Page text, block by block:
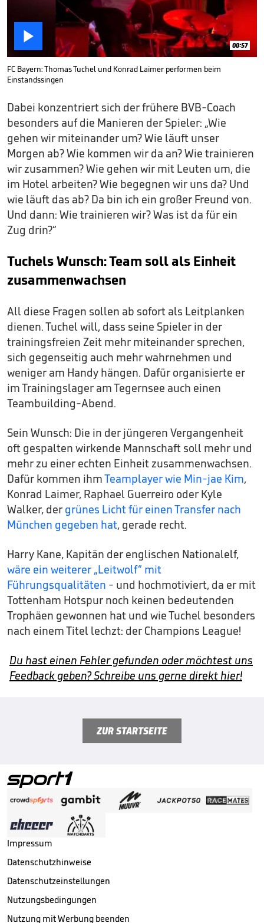
 00:57
FC Bayern: Thomas Tuchel und Konrad Laimer performen beim
Einstandssingen
Dabei konzentriert sich der frühere BVB-Coach
besonders auf die Manieren der Spieler: „Wie
gehen wir miteinander um? Wie läuft unser
Morgen ab? Wie kommen wir da an? Wie trainieren
wir zusammen? Wie gehen wir mit Leuten um, die
im Hotel arbeiten? Wie begegnen wir uns da? Und
wie läuft das ab? Da bin ich ein großer Freund von.
Und dann: Wie trainieren wir? Was ist da für ein
Zug drin?“
Tuchels Wunsch: Team soll als Einheit
zusammenwachsen
All diese Fragen sollen ab sofort als Leitplanken
dienen. Tuchel will, dass seine Spieler in der
trainingsfreien Zeit mehr miteinander sprechen,
sich gegenseitig auch mehr wahrnehmen und
weniger am Handy hängen. Dafür organisierte er
im Trainingslager am Tegernsee auch einen
Teambuilding-Abend.
Sein Wunsch: Die in der jüngeren Vergangenheit
oft gespalten wirkende Mannschaft soll mehr und
mehr zu einer echten Einheit zusammenwachsen.
Dafür kommen ihmTeamplayer wie Min-jae Kim,
Konrad Laimer, Raphael Guerreiro oder Kyle
Walker, der grünes Licht für einen Transfer nach
München gegeben hat, gerade recht.
Harry Kane, Kapitän der englischen Nationalelf,
wäre ein weiterer „Leitwolf“ mit
Führungsqualitäten - und hochmotiviert, da er mit
Tottenham Hotspur noch keinen bedeutenden
Trophäen gewonnen hat und wie Tuchel besonders
nach einem Titel lechzt: der Champions League!
Du hast einen Fehler gefunden oder möchtest uns
Feedback geben? Schreibe uns gerne direkt hier!
ZUR STARTSEITE
Impressum
Datenschutzhinweise
Datenschutzeinstellungen
Nutzungsbedingungen
Nutzung mit Werbung beenden